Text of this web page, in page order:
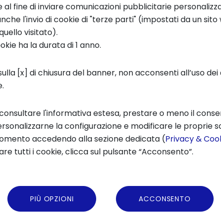
le startup selezionate in 7 importanti
(Londra), Francia, Germania, Singapore e
tra ottobre e dicembre 2025.
: alle startup selezionate viene offertoun
saranno coinvolte in attività di
formazione, così come i costi di viaggio
verticale suFintech ed Insurtechin
female founders
verranno infine premiate in un evento
programma di
Winter SIOS di StartupItalia
offerto daWeRoad,oltre alla
al fine di inviare comunicazioni pubblicitarie
l'invio di cookie di "terze parti" (impostati da un sito
visitato).
ha la durata di 1 anno.
[x] di chiusura del banner, non acconsenti all’uso dei
l'informativa estesa, prestare o meno il
la configurazione e modificare le proprie
accedendo alla sezione dedicata (Privacy &
tutti i cookie, clicca sul pulsante “Acconsento”.
PIÙ OPZIONI ACCONSENTO